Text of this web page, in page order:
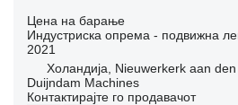
Цена на барање
Индустриска опрема - подвижна
2021
Холандија, Nieuwerkerk aan
Duijndam Machines
Контактирајте го продавачот